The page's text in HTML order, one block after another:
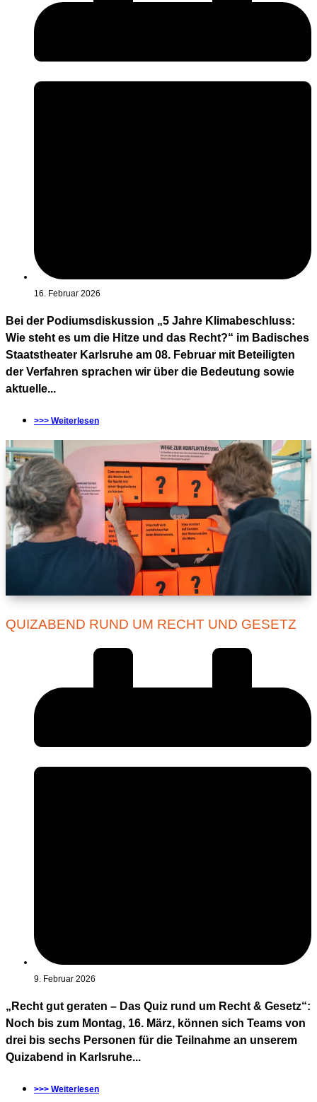
16. Februar 2026
Bei der Podiumsdiskussion „5 Jahre Klimabeschluss:
Wie steht es um die Hitze und das Recht?“ im Badisches
Staatstheater Karlsruhe am 08. Februar mit Beteiligten
der Verfahren sprachen wir über die Bedeutung sowie
aktuelle...
>>> Weiterlesen
QUIZABEND RUND UM RECHT UND GESETZ
9. Februar 2026
„Recht gut geraten – Das Quiz rund um Recht & Gesetz“:
Noch bis zum Montag, 16. März, können sich Teams von
drei bis sechs Personen für die Teilnahme an unserem
Quizabend in Karlsruhe...
>>> Weiterlesen